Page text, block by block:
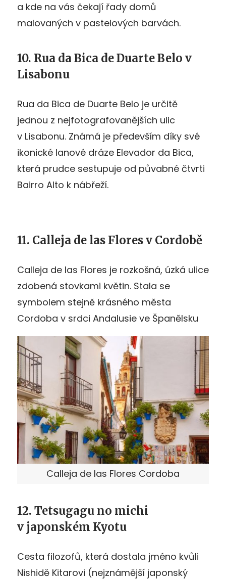
a kde na vás čekají řady domů
malovaných v pastelových barvách.
10. Rua da Bica de Duarte Belo v
Lisabonu
Rua da Bica de Duarte Belo je určitě
jednou z nejfotografovanějších ulic
v Lisabonu. Známá je především díky své
ikonické lanové dráze Elevador da Bica,
která prudce sestupuje od půvabné čtvrti
Bairro Alto k nábřeží.
11. Calleja de las Flores v Cordobě
Calleja de las Flores je rozkošná, úzká ulice
zdobená stovkami květin. Stala se
symbolem stejně krásného města
Cordoba v srdci Andalusie ve Španělsku
Calleja de las Flores Cordoba
12. Tetsugagu no michi
v japonském Kyotu
Cesta filozofů, která dostala jméno kvůli
Nishidě Kitarovi (nejznámější japonský